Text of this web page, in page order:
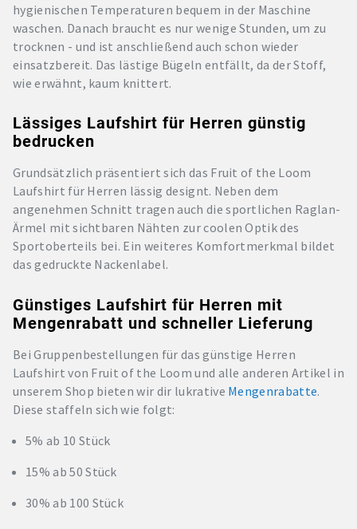
hygienischen Temperaturen bequem in der Maschine
waschen. Danach braucht es nur wenige Stunden, um zu
trocknen - und ist anschließend auch schon wieder
einsatzbereit. Das lästige Bügeln entfällt, da der Stoff,
wie erwähnt, kaum knittert.
Lässiges Laufshirt für Herren günstig
bedrucken
Grundsätzlich präsentiert sich das Fruit of the Loom
Laufshirt für Herren lässig designt. Neben dem
angenehmen Schnitt tragen auch die sportlichen Raglan-
Ärmel mit sichtbaren Nähten zur coolen Optik des
Sportoberteils bei. Ein weiteres Komfortmerkmal bildet
das gedruckte Nackenlabel.
Günstiges Laufshirt für Herren mit
Mengenrabatt und schneller Lieferung
Bei Gruppenbestellungen für das günstige Herren
Laufshirt von Fruit of the Loom und alle anderen Artikel in
unserem Shop bieten wir dir lukrative Mengenrabatte.
Diese staffeln sich wie folgt:
5% ab 10 Stück
15% ab 50 Stück
30% ab 100 Stück